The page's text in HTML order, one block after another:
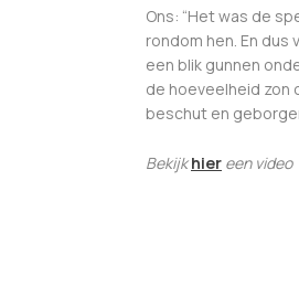
Ons: “Het was de
rondom hen. En
een blik gunnen
de hoeveelheid zon
beschut en
Bekijkhier een video